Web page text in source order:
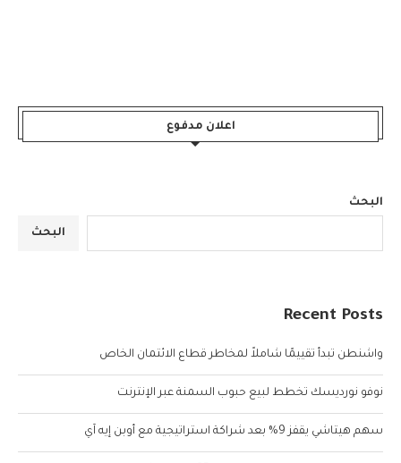
اعلان مدفوع
البحث
البحث
Recent Posts
واشنطن تبدأ تقييمًا شاملاً لمخاطر قطاع الائتمان الخاص
نوفو نورديسك تخطط لبيع حبوب السمنة عبر الإنترنت
سهم هيتاشي يقفز 9% بعد شراكة استراتيجية مع أوبن إيه آي